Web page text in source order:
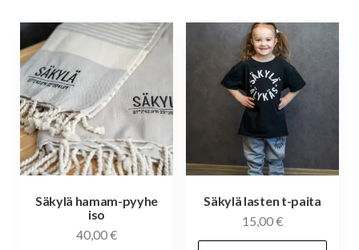
Säkylä hamam-pyyhe
iso
40,00€
Säkylä lasten t-paita
15,00€